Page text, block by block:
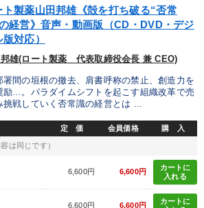
ト製薬山田邦雄《殻を打ち破る“否常
経営》音声・動画版（CD・DVD・デジ
対応）
雄(ロート製薬 代表取締役会長 兼 CEO)
署間の垣根の撤去、肩書呼称の禁止、創造力を
励…。パラダイムシフトを起こす組織改革で売
戦していく否常識の経営とは ...
定 価 会員価格 購 入
は同じです）
6,600円 6,600円
カートに
入れる
6,600円 6,600円
カートに